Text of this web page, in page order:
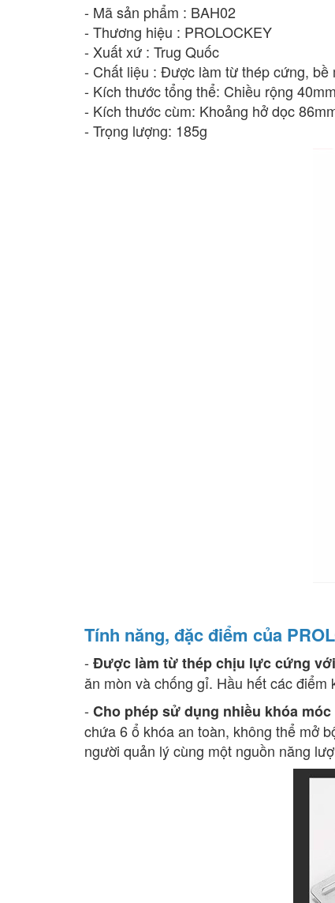
- Mã sản phẩm : BAH02
- Thương hiệu : PROLOCKEY
- Xuất xứ : Trug Quốc
- Chất liệu : Được làm từ thép cứng, bề
- Kích thước tổng thể: Chiều rộng
- Kích thước cùm: Khoảng hở dọc
- Trọng lượng: 185g
Tính năng, đặc điểm của
- Được làm từ thép chịu lực cứng
ăn mòn và chống gỉ. Hầu hết các
- Cho phép sử dụng nhiều khóa
chứa 6 ổ khóa an toàn, không thể mở
người quản lý cùng một nguồn năng